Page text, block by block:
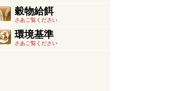
穀物給餌
さあご覧ください
環境基準
さあご覧ください